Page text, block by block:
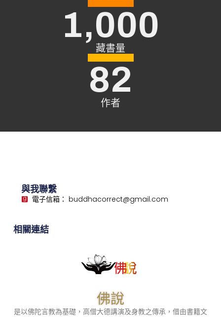
藏書量
1,000
作者
82
佛說
是以佛陀言教為基礎，高僧大德講演及身教之傳承，借由書籍文
與我聯繫
電子信箱： buddhacorrect@gmail.com
相關連結